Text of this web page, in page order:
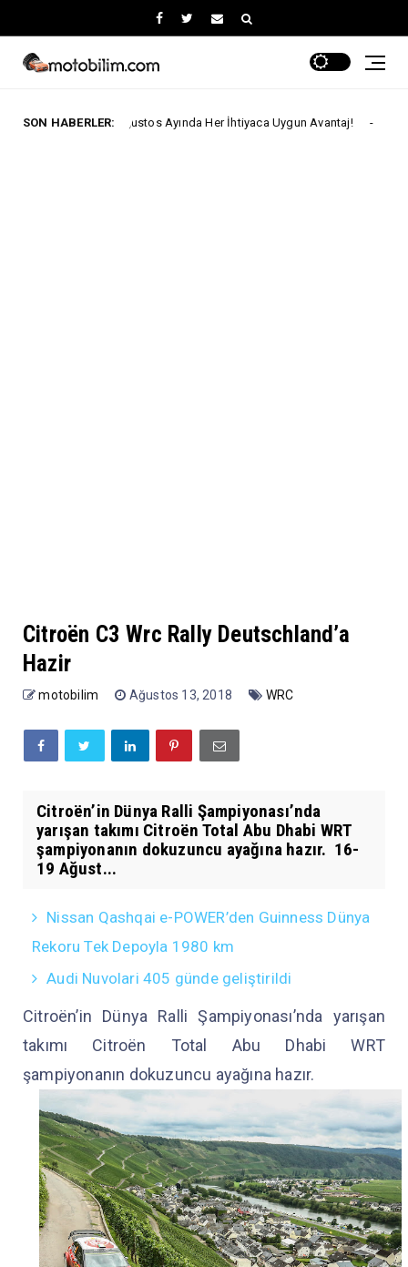
SON HABERLER:
Ağustos Ayında Her İhtiyaca Uygun Avantaj! Ford Trucks
Citroën C3 Wrc Rally Deutschland’a
Hazir
motobilim Ağustos 13, 2018 WRC
Citroën’in Dünya Ralli Şampiyonası’nda
yarışan takımı Citroën Total Abu Dhabi WRT
şampiyonanın dokuzuncu ayağına hazır. 16-
19 Ağust...
Nissan Qashqai e-POWER’den Guinness Dünya
Rekoru Tek Depoyla 1980 km
Audi Nuvolari 405 günde geliştirildi
Citroën’in Dünya Ralli Şampiyonası’nda yarışan
takımı Citroën Total Abu Dhabi WRT
şampiyonanın dokuzuncu ayağına hazır.